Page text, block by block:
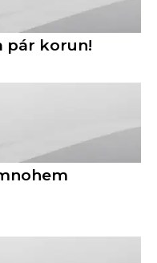
pár korun!